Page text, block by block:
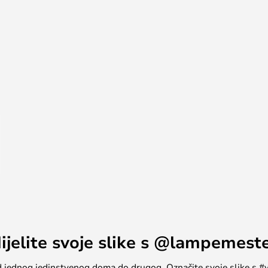
s tračnicom duljine 1
umu da će vam trebati
svoje slike s